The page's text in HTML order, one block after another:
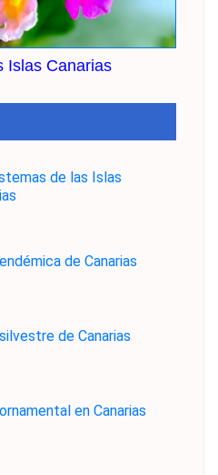
Islas Canarias
de las Islas
de Canarias
de Canarias
en Canarias